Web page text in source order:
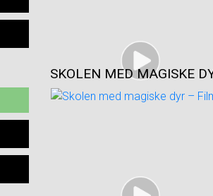
SKOLEN MED MAGISKE